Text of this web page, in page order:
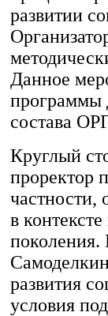
развитии
Данное
программы
состава
Круглый
проректор
частности,
в
поколения.
развития
условия